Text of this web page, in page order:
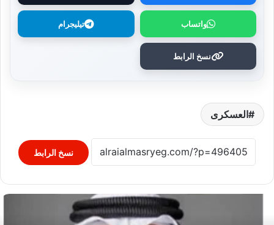
واتساب تيليجرام
نسخ الرابط
العسكرى
نسخ الرابط